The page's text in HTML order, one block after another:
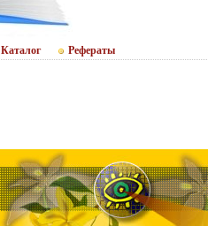
Каталог Рефераты